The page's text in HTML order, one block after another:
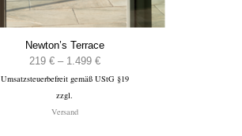
Newton’s Terrace
219 € – 1.499 €Preisspanne:
219 €
Umsatzsteuerbefreit gemäß UStG §19
zzgl.
Versand